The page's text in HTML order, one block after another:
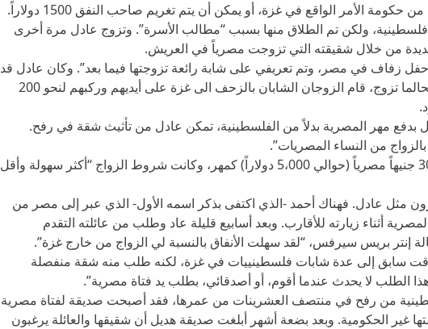
الأمر الواقع في غزة، أو يمكن أن يتم تغريم صاحب النفق 1500 دولاراً.
ولكن تم الطلاق منها بسبب “مطالب الأسرة”. وتزوج عادل مرة أخرى
من خلال شقيقته التي تزوجت مصرياً في العريش.
زفاف في مصر، وتم تعريفي على شابة رائعة تزوجتها فيما بعد”. وكان عادل قد
استخدم طريقة الأنفاق. فحالما تزوج، قام الزوجان الشابان بالزحف الى غزة على أيديهم وركبهم لنحو 200
بدفع مهر المصرية بدلاً من الفلسطينية، تمكن عادل من تأثيث شقة في رفح.
من النساء المصريات”.
وكان عادل قد دفع 30,000 جنيهاً مصرياً (حوالي 5،000 دولاراً) كمهر، وكانت شروط الزواج “أكثر سهولة وأقل
مثل عادل. فهناك أحمد -الذي اكتفى بذكر اسمه الأول- الذي عبر إلى مصر من
أثناء زيارته للأقارب. وبعد أسابيع قليلة عاد وطلب من عائلته التقدم
إنتر بريس سيرفس، “لقد سهلت الأنفاق بالنسبة لي الزواج من خارج غزة”.
سابق إلى عدة شابات فلسطينييات في غزة، لكنه طلب منه شقة منفصلة
الطلب لا يحدث عندما أقوم، أو أصدقائي، بطلب يد فتاة مصرية”.
من رفح في منتصف العشرينات من عمرها، فقد أصبحت صديقة لفتاة مصرية
غير الحكومية. وبعد بضعة أشهر أبلغت صديقة هديل أن شقيقها والعائلة يرغبون